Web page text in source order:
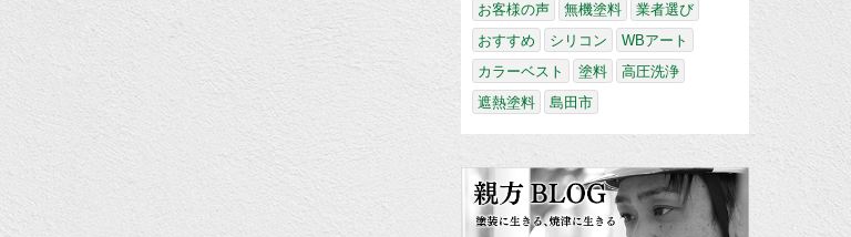
お客様の声
無機塗料
業者選び
おすすめ
シリコン
WBアート
カラーベスト
塗料
高圧洗浄
遮熱塗料
島田市